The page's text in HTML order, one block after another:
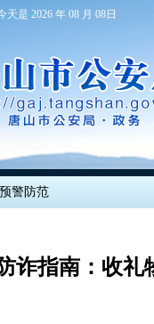
是 2026 年 08 月 08日
预警防范
诈指南：收礼